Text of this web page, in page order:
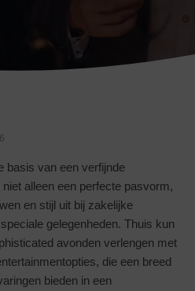
basis van een verfijnde
alleen een perfecte pasvorm,
en stijl uit bij zakelijke
gelegenheden. Thuis kun
avonden verlengen met
die een breed
bieden in een